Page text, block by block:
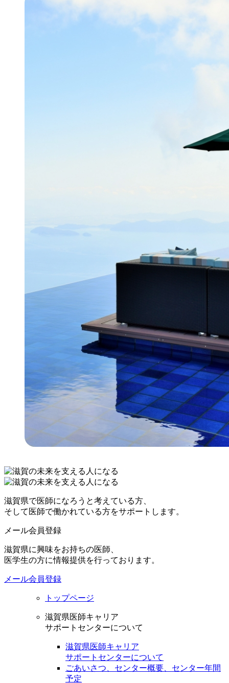
滋賀県で医師になろうと考えている方、
そして医師で働かれている方をサポートします。
メール会員登録
滋賀県に興味をお持ちの医師、
医学生の方に情報提供を行っております。
メール会員登録
トップページ
滋賀県医師キャリア
サポートセンターについて
滋賀県医師キャリア
サポートセンターについて
ごあいさつ、センター概要、センター年間
予定